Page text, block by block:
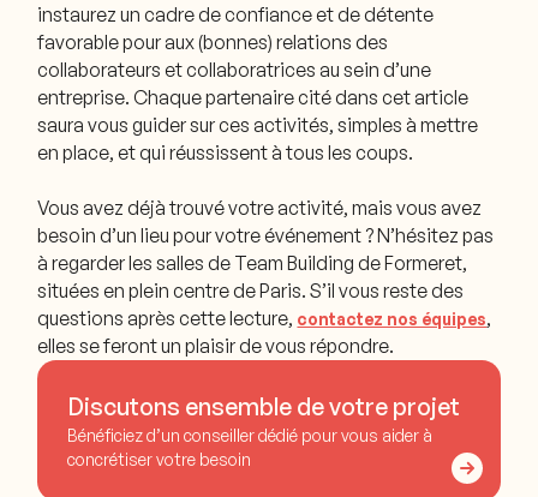
instaurez un cadre de confiance et de détente
favorable pour aux (bonnes) relations des
collaborateurs et collaboratrices au sein d’une
entreprise. Chaque partenaire cité dans cet article
saura vous guider sur ces activités, simples à mettre
en place, et qui réussissent à tous les coups.
Vous avez déjà trouvé votre activité, mais vous avez
besoin d’un lieu pour votre événement ? N’hésitez pas
à regarder les salles de Team Building de Formeret,
situées en plein centre de Paris. S’il vous reste des
questions après cette lecture, contactez nos équipes,
elles se feront un plaisir de vous répondre.
Discutons ensemble de votre projet
Bénéficiez d’un conseiller dédié pour vous aider à
concrétiser votre besoin